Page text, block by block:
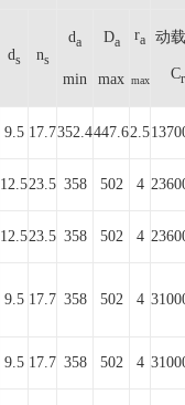
ds ns
da
min
Da
max
ra
max
动
Cr
9.5 17.7352.4447.62.5
12.523.5 358 502 4
12.523.5 358 502 4
9.5 17.7 358 502 4
9.5 17.7 358 502 4